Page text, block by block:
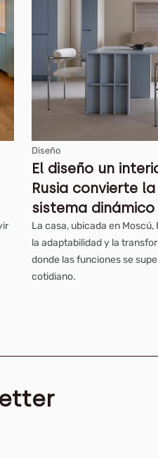
Diseño
El diseño un
Rusia convierte
sistema dinámico
La casa, ubicada en
la adaptabilidad y la
donde las funciones se
cotidiano.